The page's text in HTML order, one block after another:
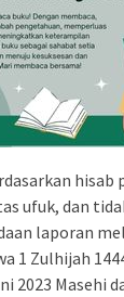
hisab
ufuk, dan
laporan
1 Zulhijah
2023 Masehi